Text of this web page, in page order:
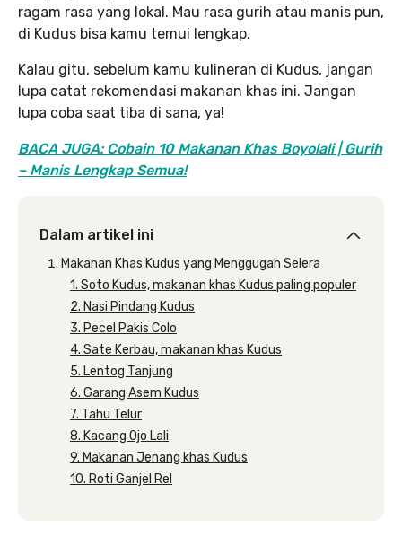
ragam rasa yang lokal. Mau rasa gurih atau manis pun,
di Kudus bisa kamu temui lengkap.
Kalau gitu, sebelum kamu kulineran di Kudus, jangan
lupa catat rekomendasi makanan khas ini. Jangan
lupa coba saat tiba di sana, ya!
BACA JUGA: Cobain 10 Makanan Khas Boyolali | Gurih
– Manis Lengkap Semua!
Dalam artikel ini
Makanan Khas Kudus yang Menggugah Selera
1. Soto Kudus, makanan khas Kudus paling populer
2. Nasi Pindang Kudus
3. Pecel Pakis Colo
4. Sate Kerbau, makanan khas Kudus
5. Lentog Tanjung
6. Garang Asem Kudus
7. Tahu Telur
8. Kacang Ojo Lali
9. Makanan Jenang khas Kudus
10. Roti Ganjel Rel